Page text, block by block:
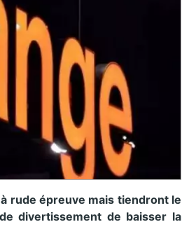
rude épreuve mais tiendront le
divertissement de baisser la